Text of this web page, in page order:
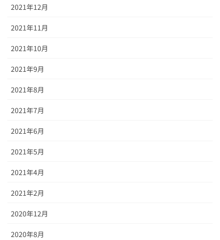
2021年12月
2021年11月
2021年10月
2021年9月
2021年8月
2021年7月
2021年6月
2021年5月
2021年4月
2021年2月
2020年12月
2020年8月